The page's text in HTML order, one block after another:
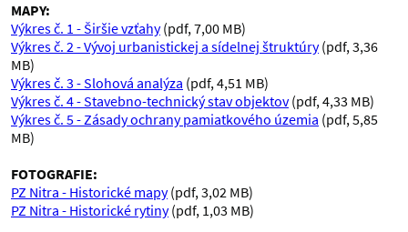
MAPY:
Výkres č. 1 - Širšie vzťahy(pdf, 7,00 MB)
Výkres č. 2 - Vývoj urbanistickej a sídelnej štruktúry(pdf, 3,36
MB)
Výkres č. 3 - Slohová analýza (pdf, 4,51 MB)
Výkres č. 4 - Stavebno-technický stav objektov(pdf, 4,33 MB)
Výkres č. 5 - Zásady ochrany pamiatkového územia (pdf, 5,85
MB)
FOTOGRAFIE:
PZ Nitra - Historické mapy(pdf, 3,02 MB)
PZ Nitra - Historické rytiny(pdf, 1,03 MB)